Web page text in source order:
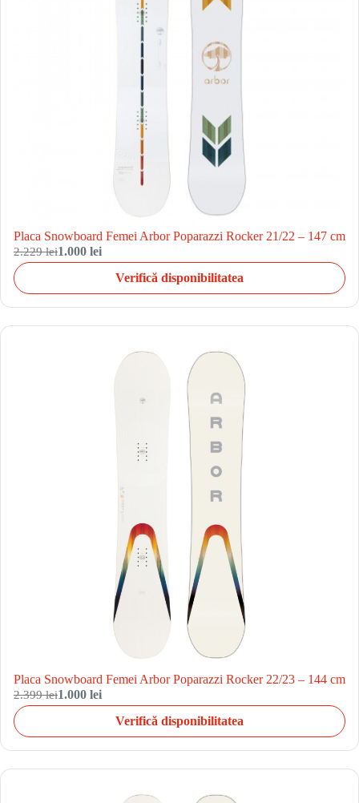
Placa Snowboard Femei Arbor Poparazzi Rocker 21/22 – 147 cm
2.229 lei1.000 lei
Verifică disponibilitatea
Placa Snowboard Femei Arbor Poparazzi Rocker 22/23 – 144 cm
2.399 lei1.000 lei
Verifică disponibilitatea